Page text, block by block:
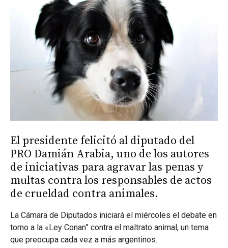
El presidente felicitó al diputado del
PRO Damián Arabia, uno de los autores
de iniciativas para agravar las penas y
multas contra los responsables de actos
de crueldad contra animales.
La Cámara de Diputados iniciará el miércoles el debate en
torno a la «Ley Conan” contra el maltrato animal, un tema
que preocupa cada vez a más argentinos.